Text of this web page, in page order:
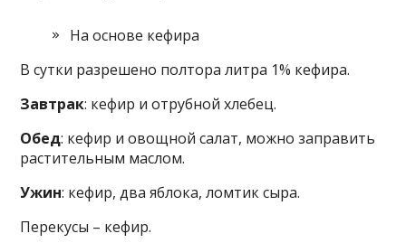
На основе кефира
В сутки разрешено полтора литра 1% кефира.
Завтрак: кефир и отрубной хлебец.
Обед: кефир и овощной салат, можно заправить
растительным маслом.
Ужин: кефир, два яблока, ломтик сыра.
Перекусы – кефир.